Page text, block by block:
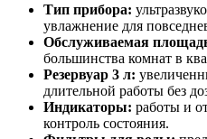
Тип прибора:
увлажнение для
Обслуживаемая
большинства комнат в
Резервуар 3 л:
длительной работы без
Индикаторы: работы и
контроль состояния.